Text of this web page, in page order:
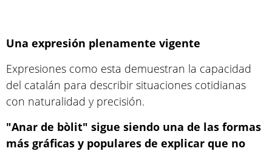
Una expresión plenamente vigente
Expresiones como esta demuestran la capacidad
del catalán para describir situaciones cotidianas
con naturalidad y precisión.
"Anar de bòlit" sigue siendo una de las formas
más gráficas y populares de explicar que no